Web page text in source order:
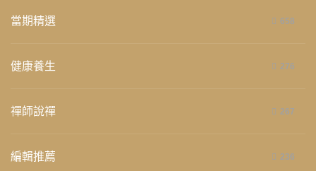
當期精選 658
健康養生 276
禪師說禪 267
編輯推薦 236